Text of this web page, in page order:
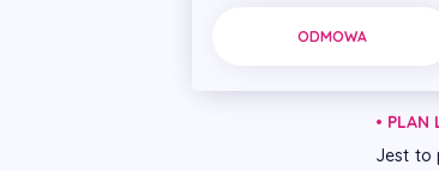
w
• PLAN
Jest to
ODMOWA